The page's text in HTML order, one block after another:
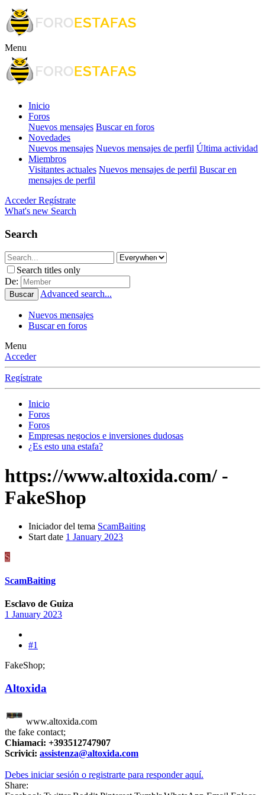
Menu
Inicio
Foros
Nuevos mensajes Buscar en foros
Novedades
Nuevos mensajes Nuevos mensajes de perfil Última actividad
Miembros
Visitantes actuales Nuevos mensajes de perfil Buscar en
mensajes de perfil
Acceder Regístrate
What's new Search
Search
Search titles only
De:
Buscar Advanced search...
Nuevos mensajes
Buscar en foros
Menu
Acceder
Regístrate
Inicio
Foros
Foros
Empresas negocios e inversiones dudosas
¿Es esto una estafa?
https://www.altoxida.com/ -
FakeShop
Iniciador del tema ScamBaiting
Start date 1 January 2023
S
ScamBaiting
Esclavo de Guiza
1 January 2023
#1
FakeShop;
Altoxida
www.altoxida.com
the fake contact;
Chiamaci: +393512747907
Scrivici: assistenza@altoxida.com
Debes iniciar sesión o registrarte para responder aquí.
Share: